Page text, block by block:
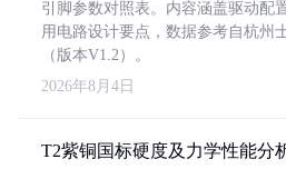
引脚参数对照表。内容涵盖驱动配
用电路设计要点，数据参考自杭州
（版本V1.2）。
2026年8月4日
T2紫铜国标硬度及力学性能分